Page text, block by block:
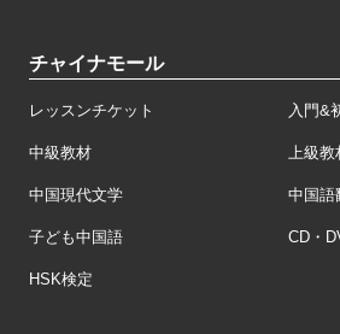
チャイナモール
レッスンチケット 入門&
中級教材 上級教
中国現代文学 中国語
子ども中国語 CD・
HSK検定